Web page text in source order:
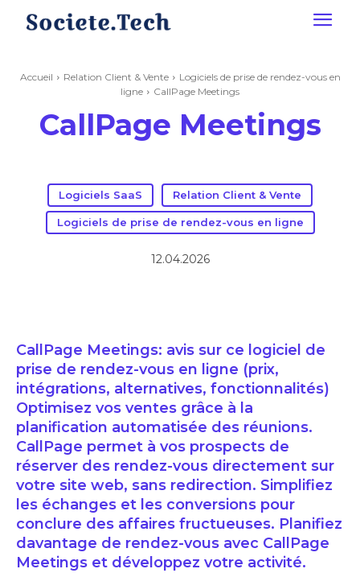
Accueil Relation Client & Vente
Logiciels de prise de rendez-vous en
ligne
CallPage Meetings
CallPage Meetings
Logiciels SaaS Relation Client & Vente
Logiciels de prise de rendez-vous en ligne
12.04.2026
CallPage Meetings: avis sur ce logiciel de
prise de rendez-vous en ligne (prix,
intégrations, alternatives, fonctionnalités)
Optimisez vos ventes grâce à la
planification automatisée des réunions.
CallPage permet à vos prospects de
réserver des rendez-vous directement sur
votre site web, sans redirection. Simplifiez
les échanges et les conversions pour
conclure des affaires fructueuses. Planifiez
davantage de rendez-vous avec CallPage
Meetings et développez votre activité.